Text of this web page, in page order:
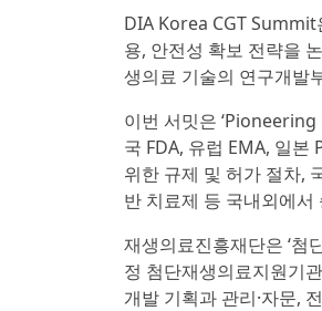
DIA Korea CGT Summit
용, 안전성 확보 전략을
생의료 기술의 연구개발
이번 서밋은
국 FDA, 유럽 EMA, 일본
위한 규제 및 허가 절차,
반 치료제 등 국내외에
재생의료진흥재단은 ‘첨
정 첨단재생의료지원기
개발 기획과 관리·자문,